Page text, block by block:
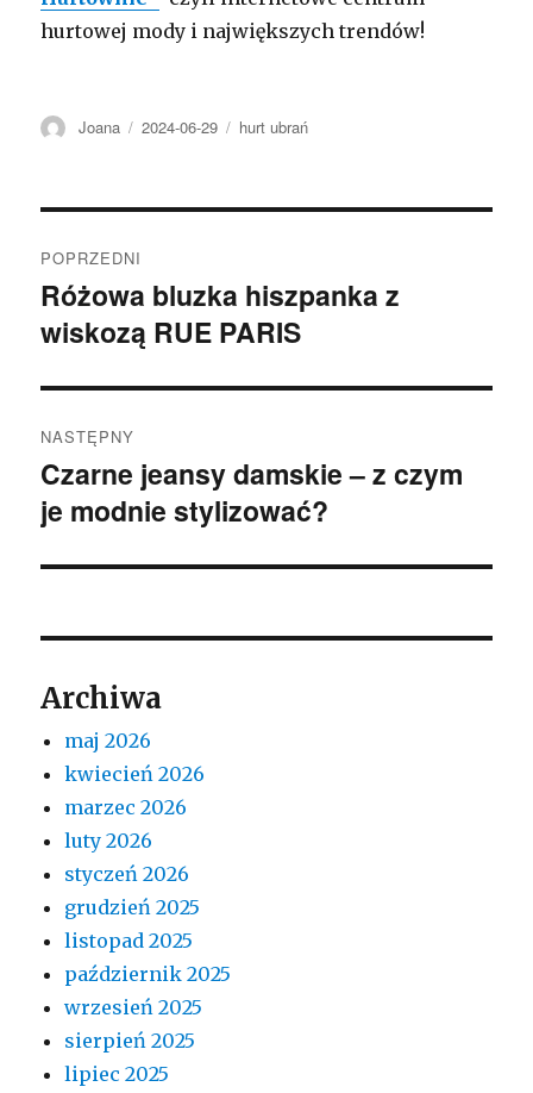
hurtowej mody i największych trendów!
Autor
Joana Opublikowano
2024-06-29 Kategorie
hurt ubrań
wpisu
POPRZEDNI
Poprzedni
wpis:
Różowa bluzka hiszpanka z
wiskozą RUE PARIS
NASTĘPNY
Następny
wpis:
Czarne jeansy damskie – z czym
je modnie stylizować?
Archiwa
maj 2026
kwiecień 2026
marzec 2026
luty 2026
styczeń 2026
grudzień 2025
listopad 2025
październik 2025
wrzesień 2025
sierpień 2025
lipiec 2025